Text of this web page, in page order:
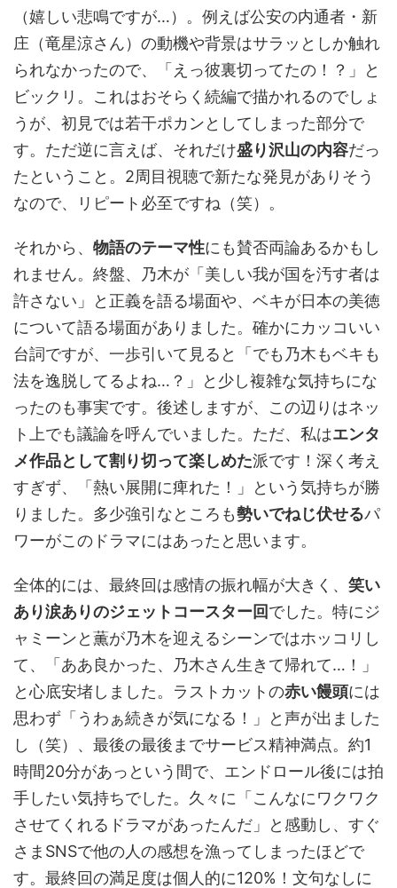
（嬉しい悲鳴ですが…）。例えば公安の内通者・新
庄（竜星涼さん）の動機や背景はサラッとしか触れ
られなかったので、「えっ彼裏切ってたの！？」と
ビックリ。これはおそらく続編で描かれるのでしょ
うが、初見では若干ポカンとしてしまった部分で
す。ただ逆に言えば、それだけ盛り沢山の内容だっ
たということ。2周目視聴で新たな発見がありそう
なので、リピート必至ですね（笑）。
それから、 物語のテーマ性にも賛否両論あるかもし
れません。終盤、乃木が「美しい我が国を汚す者は
許さない」と正義を語る場面や、ベキが日本の美徳
について語る場面がありました。確かにカッコいい
台詞ですが、一歩引いて見ると「でも乃木もベキも
法を逸脱してるよね…？」と少し複雑な気持ちにな
ったのも事実です。後述しますが、この辺りはネッ
ト上でも議論を呼んでいました。ただ、私はエンタ
メ作品として割り切って楽しめた派です！深く考え
すぎず、「熱い展開に痺れた！」という気持ちが勝
りました。多少強引なところも勢いでねじ伏せるパ
ワーがこのドラマにはあったと思います。
全体的には、最終回は感情の振れ幅が大きく、 笑い
あり涙ありのジェットコースター回でした。特にジ
ャミーンと薫が乃木を迎えるシーンではホッコリし
て、「ああ良かった、乃木さん生きて帰れて…！」
と心底安堵しました。ラストカットの赤い饅頭には
思わず「うわぁ続きが気になる！」と声が出ました
し（笑）、最後の最後までサービス精神満点。約1
時間20分があっという間で、エンドロール後には拍
手したい気持ちでした。久々に「こんなにワクワク
させてくれるドラマがあったんだ」と感動し、すぐ
さまSNSで他の人の感想を漁ってしまったほどで
す。最終回の満足度は個人的に120%！文句なしに